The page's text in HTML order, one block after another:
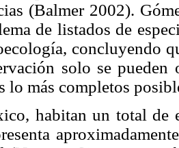
(Balmer 2002).
de listados de
concluyendo
solo se pueden
lo más completos
habitan un total de